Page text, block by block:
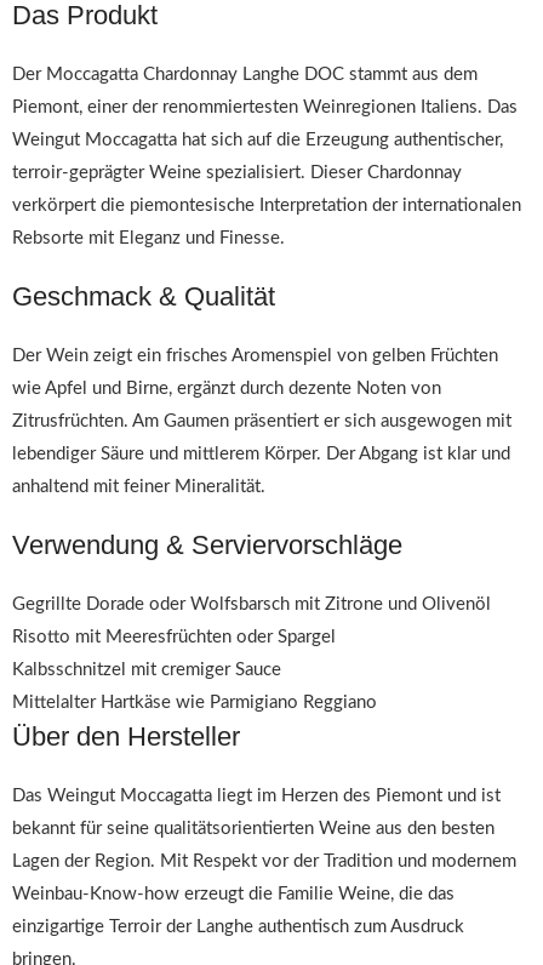
Das Produkt
Der Moccagatta Chardonnay Langhe DOC stammt aus dem
Piemont, einer der renommiertesten Weinregionen Italiens. Das
Weingut Moccagatta hat sich auf die Erzeugung authentischer,
terroir-geprägter Weine spezialisiert. Dieser Chardonnay
verkörpert die piemontesische Interpretation der internationalen
Rebsorte mit Eleganz und Finesse.
Geschmack & Qualität
Der Wein zeigt ein frisches Aromenspiel von gelben Früchten
wie Apfel und Birne, ergänzt durch dezente Noten von
Zitrusfrüchten. Am Gaumen präsentiert er sich ausgewogen mit
lebendiger Säure und mittlerem Körper. Der Abgang ist klar und
anhaltend mit feiner Mineralität.
Verwendung & Serviervorschläge
Gegrillte Dorade oder Wolfsbarsch mit Zitrone und Olivenöl
Risotto mit Meeresfrüchten oder Spargel
Kalbsschnitzel mit cremiger Sauce
Mittelalter Hartkäse wie Parmigiano Reggiano
Über den Hersteller
Das Weingut Moccagatta liegt im Herzen des Piemont und ist
bekannt für seine qualitätsorientierten Weine aus den besten
Lagen der Region. Mit Respekt vor der Tradition und modernem
Weinbau-Know-how erzeugt die Familie Weine, die das
einzigartige Terroir der Langhe authentisch zum Ausdruck
bringen.